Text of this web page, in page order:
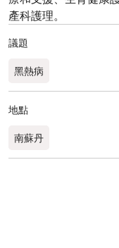
產科護理。
議題
黑熱病
地點
南蘇丹